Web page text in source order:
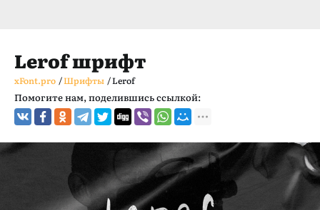
Lerof шрифт
xFont.pro /Шрифты /Lerof
Помогите нам, поделившись ссылкой: